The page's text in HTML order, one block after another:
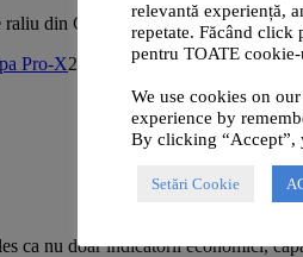
din Campionatul Național au
Pro-X2025-06-18T16:33:30+02:00
ca nu doar indicatorii economici,
relevantă experiență,
repetate. Făcând click
pentru TOATE
We use cookies on
experience by
By clicking “Accept”,
Setări Cookie